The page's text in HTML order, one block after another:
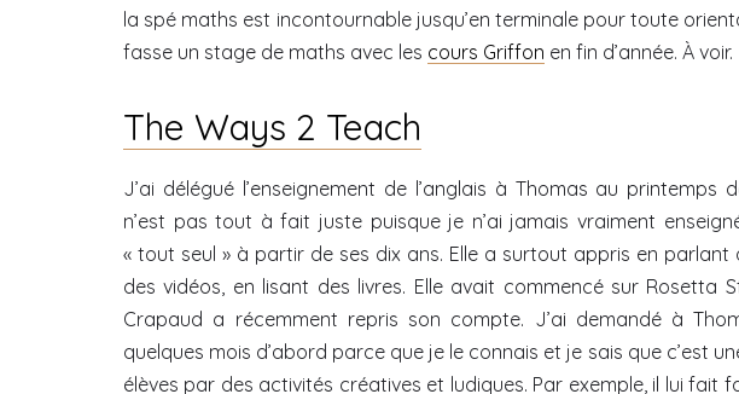
la spé maths est incontournable jusqu’en terminale pour toute
fasse un stage de maths avec les cours Griffon en fin d’année. À voir.
The Ways 2 Teach
J’ai délégué l’enseignement de l’anglais à Thomas au printemps
n’est pas tout à fait juste puisque je n’ai jamais vraiment
« tout seul » à partir de ses dix ans. Elle a surtout appris en
des vidéos, en lisant des livres. Elle avait commencé sur Rosetta
Crapaud a récemment repris son compte. J’ai demandé à
quelques mois d’abord parce que je le connais et je sais que c’est
élèves par des activités créatives et ludiques. Par exemple, il lui fait